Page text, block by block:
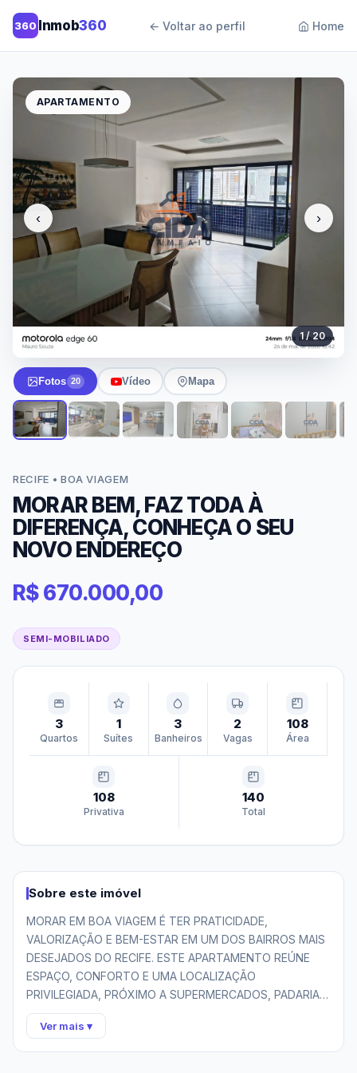
360 Inmob360 ← Voltar ao perfil Home
APARTAMENTO
‹ ›
1 / 20
Fotos 20 Vídeo Mapa
RECIFE • BOA VIAGEM
MORAR BEM, FAZ TODA À
DIFERENÇA, CONHEÇA O SEU
NOVO ENDEREÇO
R$ 670.000,00
SEMI-MOBILIADO
3
Quartos
1
Suítes
3
Banheiros
2
Vagas
108
Área
108
Privativa
140
Total
Sobre este imóvel
MORAR EM BOA VIAGEM É TER PRATICIDADE,
VALORIZAÇÃO E BEM-ESTAR EM UM DOS BAIRROS MAIS
DESEJADOS DO RECIFE. ESTE APARTAMENTO REÚNE
ESPAÇO, CONFORTO E UMA LOCALIZAÇÃO
PRIVILEGIADA, PRÓXIMO A SUPERMERCADOS, PADARIAS,
FARMÁCIAS, RESTAURANTES, COLÉGIOS, ACADEMIAS E
COM FÁCIL ACESSO À PRAIA E ÀS PRINCIPAIS VIAS DA
CIDADE.
Ver mais ▾